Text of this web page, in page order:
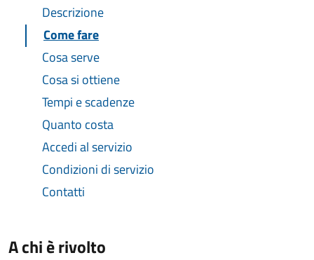
Descrizione
Come fare
Cosa serve
Cosa si ottiene
Tempi e scadenze
Quanto costa
Accedi al servizio
Condizioni di servizio
Contatti
A chi è rivolto